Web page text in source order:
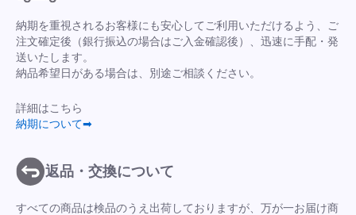
納期を重視されるお客様にも安心してご利用いただけるよう、ご
注文確定後（銀行振込の場合はご入金確認後）、迅速に手配・発
送いたします。
納品希望日がある場合は、別途ご相談ください。
詳細はこちら
納期について➡
返品・交換について
すべての商品は検品のうえ出荷しておりますが、万が一お届け商